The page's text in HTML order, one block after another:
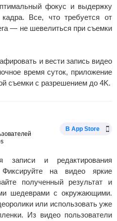
фокус и выдержку
Все, что требуется от
— не шевелиться при съемки
и вести запись видео
время суток, приложение
съемки с разрешением до 4K.
В App Store
и редактирования
на видео яркие
полученный результат и
шедеврами с окружающими.
или использовать уже
Из видео пользователи